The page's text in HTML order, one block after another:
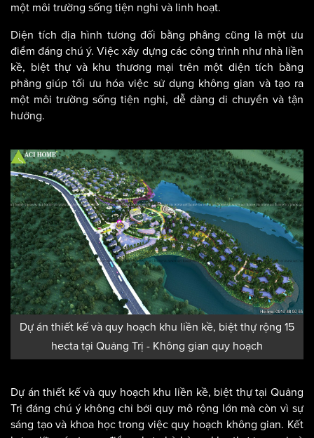
một môi trường sống tiện nghi và linh hoạt.
Diện tích địa hình tương đối bằng phẳng cũng là một ưu
điểm đáng chú ý. Việc xây dựng các công trình như nhà liền
kề, biệt thự và khu thương mại trên một diện tích bằng
phẳng giúp tối ưu hóa việc sử dụng không gian và tạo ra
một môi trường sống tiện nghi, dễ dàng di chuyển và tận
hưởng.
Dự án thiết kế và quy hoạch khu liền kề, biệt thự rộng 15
hecta tại Quảng Trị - Không gian quy hoạch
Dự án thiết kế và quy hoạch khu liền kề, biệt thự tại Quảng
Trị đáng chú ý không chỉ bởi quy mô rộng lớn mà còn vì sự
sáng tạo và khoa học trong việc quy hoạch không gian. Kết